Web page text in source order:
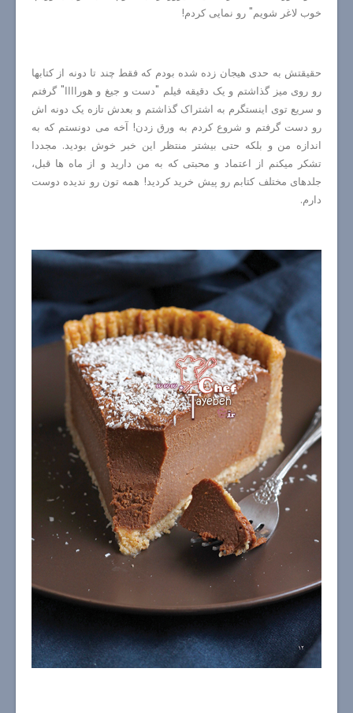
خوب لاغر شویم" رو نمایی کردم!
حقیقتش به حدی هیجان زده شده بودم که فقط چند تا دونه از کتابها
رو روی میز گذاشتم و یک دقیقه فیلم "دست و جیغ و هوراااا" گرفتم
و سریع توی اینستگرم به اشتراک گذاشتم و بعدش تازه یک دونه اش
رو دست گرفتم و شروع کردم به ورق زدن! آخه می دونستم که به
اندازه من و بلکه حتی بیشتر منتظر این خبر خوش بودید. مجددا
تشکر میکنم از اعتماد و محبتی که به من دارید و از ماه ها قبل،
جلدهای مختلف کتابم رو پیش خرید کردید! همه تون رو ندیده دوست
دارم.